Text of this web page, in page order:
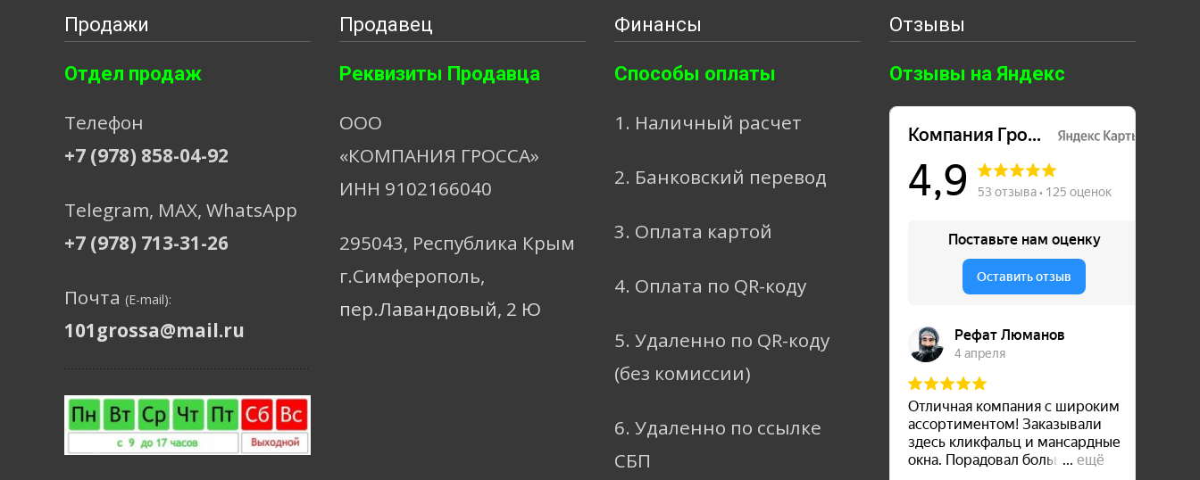
Продажи
Отдел продаж
Телефон
+7 (978) 858-04-92
Telegram, МАХ, WhatsApp
+7 (978) 713-31-26
Почта (E-mail):
101grossa@mail.ru
Продавец
Реквизиты Продавца
ООО
«КОМПАНИЯ ГРОССА»
ИНН 9102166040
295043, Республика Крым
г.Симферополь,
пер.Лавандовый, 2 Ю
Финансы
Способы оплаты
1. Наличный расчет
2. Банковский перевод
3. Оплата картой
4. Оплата по QR-коду
5. Удаленно по QR-коду
(без комиссии)
6. Удаленно по ссылке
СБП
Отзывы
Отзывы на Яндекс